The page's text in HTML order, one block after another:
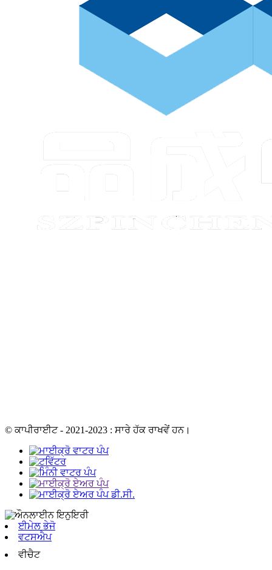
© ਕਾਪੀਰਾਈਟ - 2021-2023 : ਸਾਰੇ ਹੱਕ ਰਾਖਵੇਂ ਹਨ।
ਈਮੇਲ ਭੇਜੋ
ਵਟਸਐਪ
ਵੀਚੈਟ